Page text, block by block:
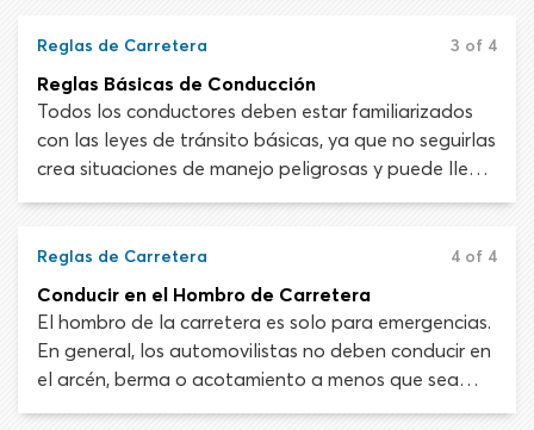
día o épocas del año.
Reglas de Carretera 3 of 4
Reglas Básicas de Conducción
Todos los conductores deben estar familiarizados
con las leyes de tránsito básicas, ya que no seguirlas
crea situaciones de manejo peligrosas y puede llevar
a multas, sanciones o suspensión de la licencia. Las
interpretación. La ley es la ley y debe cumplirse al
pie de la letra.
Reglas de Carretera 4 of 4
Conducir en el Hombro de Carretera
El hombro de la carretera es solo para emergencias.
En general, los automovilistas no deben conducir en
el arcén, berma o acotamiento a menos que sea
para evitar una colisión o retirar un vehículo